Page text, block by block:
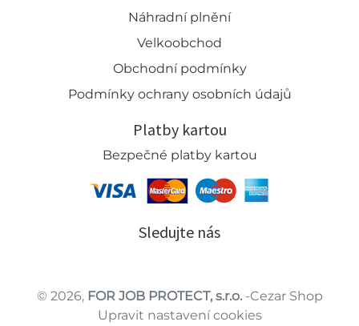
Náhradní plnění
Velkoobchod
Obchodní podmínky
Podmínky ochrany osobních údajů
Platby kartou
Bezpečné platby kartou
Sledujte nás
© 2026, FOR JOB PROTECT, s.r.o.-Cezar Shop
Upravit nastavení cookies